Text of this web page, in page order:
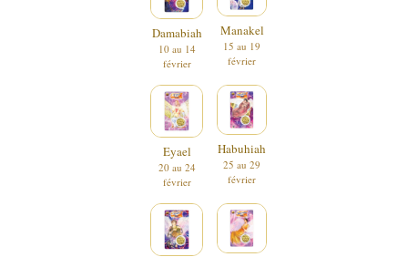
Damabiah
10 au 14
février
Manakel
15 au 19
février
Eyael
20 au 24
février
Habuhiah
25 au 29
février